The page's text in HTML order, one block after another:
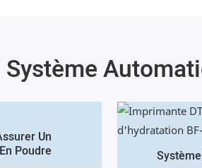
Système
Un
Poudre